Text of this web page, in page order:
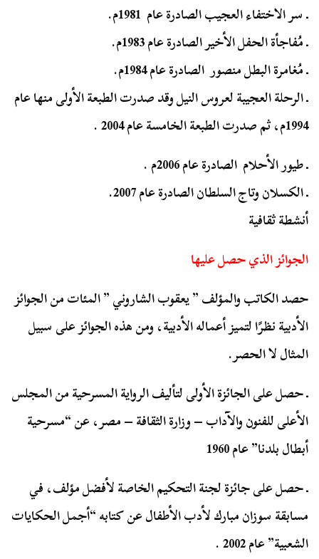
ـ سر الاختفاء العجيب الصادرة عام 1981م.
ـ مُفاجأة الحفل الأخير الصادرة عام 1983م.
ـ مُغامرة البطل منصور الصادرة عام 1984م.
ـ الرحلة العجيبة لعروس النيل وقد صدرت الطبعة الأولى منها عام
1994م، ثم صدرت الطبعة الخامسة عام 2004 .
ـ طيور الأحلام الصادرة عام 2006م .
ـ الكسلان وتاج السلطان الصادرة عام 2007.
أنشطة ثقافية
الجوائز الذي حصل عليها
حصد الكاتب والمؤلف ” يعقوب الشاروني ” المئات من الجوائز
الأدبية نظرًا لتميز أعماله الأدبية، ومن هذه الجوائز على سبيل
المثال لا الحصر.
ـ حصل على الجائزة الأولى لتأليف الرواية المسرحية من المجلس
الأعلى للفنون والآداب – وزارة الثقافة – مصر، عن “مسرحية
أبطال بلدنا” عام 1960
ـ حصل على جائزة لجنة التحكيم الخاصة لأفضل مؤلف، في
مسابقة سوزان مبارك لأدب الأطفال عن كتابه “أجمل الحكايات
الشعبية” عام 2002 .